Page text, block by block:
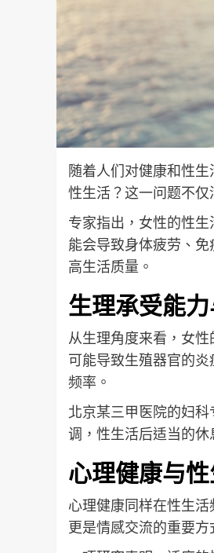
随着人们对健康和性
性生活？这一问题不
专家指出，女性的性
能会导致身体疲劳、
高生活质量。
生理承受能
从生理角度来看，女
可能导致生殖器官的
频率。
北京某三甲医院的妇
调，性生活后适当的休
心理健康与
心理健康同样在性生
更是情感交流的重要